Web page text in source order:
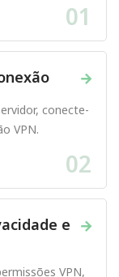
01
→
conecte-
VPN.
02
→
e
VPN,